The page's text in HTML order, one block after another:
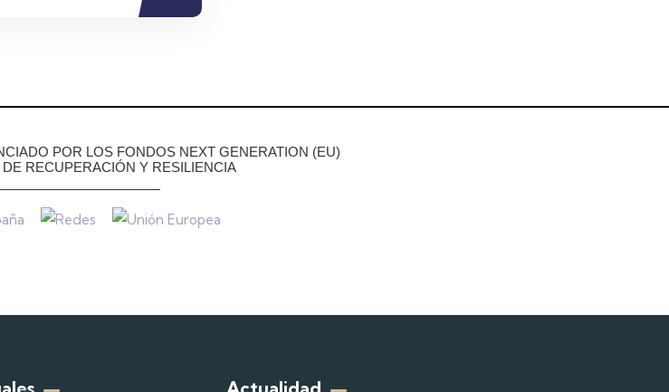
POR LOS FONDOS NEXT GENERATION (EU)
RECUPERACIÓN Y RESILIENCIA